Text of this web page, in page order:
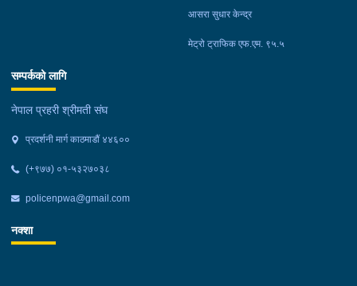
आसरा सुधार केन्द्र
मेट्रो ट्राफिक एफ.एम. ९५.५
सम्पर्कको लागि
नेपाल प्रहरी श्रीमती संघ
प्रदर्शनी मार्ग काठमाडौं ४४६००
(+९७७) ०१-५३२७०३८
policenpwa@gmail.com
नक्शा